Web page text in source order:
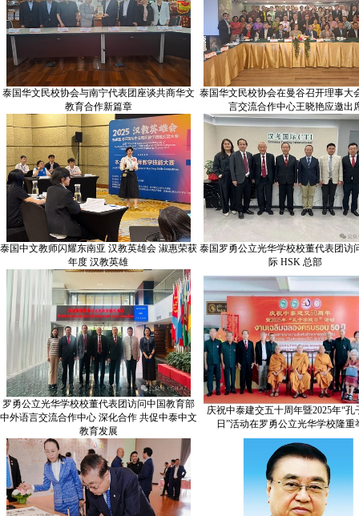
泰国华文民校协会与南宁代表团座谈共商华文
教育合作新篇章
泰国华文民校协会在曼谷召开理事大
言交流合作中心王晓艳应邀出
泰国中文教师闪耀东南亚 汉教英雄会 淑惠荣获
年度 汉教英雄
泰国罗勇公立光华学校校董代表团访
际 HSK 总部
罗勇公立光华学校校董代表团访问中国教育部
中外语言交流合作中心 深化合作 共促中泰中文
教育发展
庆祝中泰建交五十周年暨2025年“孔
日”活动在罗勇公立光华学校隆重